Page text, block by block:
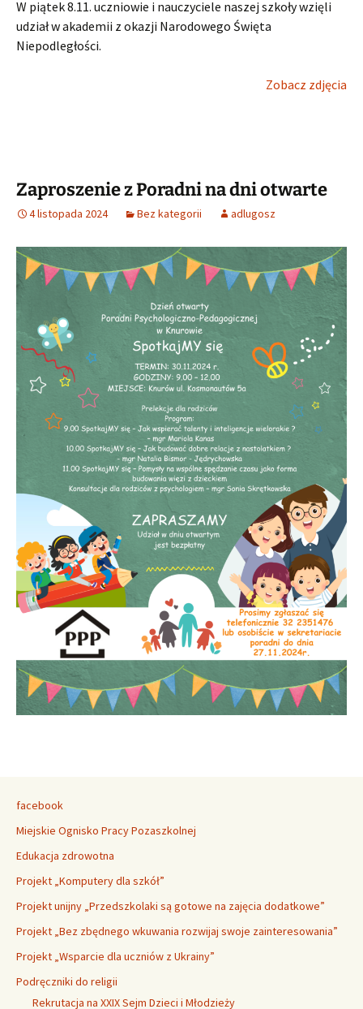
W piątek 8.11. uczniowie i nauczyciele naszej szkoły wzięli
udział w akademii z okazji Narodowego Święta
Niepodległości.
Zobacz zdjęcia
Zaproszenie z Poradni na dni otwarte
4 listopada 2024 Bez kategorii adlugosz
facebook
Miejskie Ognisko Pracy Pozaszkolnej
Edukacja zdrowotna
Projekt „Komputery dla szkół”
Projekt unijny „Przedszkolaki są gotowe na zajęcia dodatkowe”
Projekt „Bez zbędnego wkuwania rozwijaj swoje zainteresowania”
Projekt „Wsparcie dla uczniów z Ukrainy”
Podręczniki do religii
Rekrutacja na XXIX Sejm Dzieci i Młodzieży